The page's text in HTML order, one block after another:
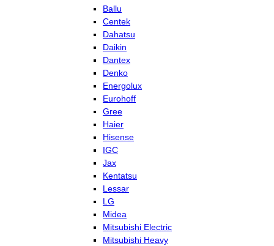
Ballu
Centek
Dahatsu
Daikin
Dantex
Denko
Energolux
Eurohoff
Gree
Haier
Hisense
IGC
Jax
Kentatsu
Lessar
LG
Midea
Mitsubishi Electric
Mitsubishi Heavy